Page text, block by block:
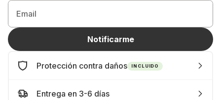
Email
Notificarme
Protección contra daños INCLUIDO
Entrega en 3-6 días